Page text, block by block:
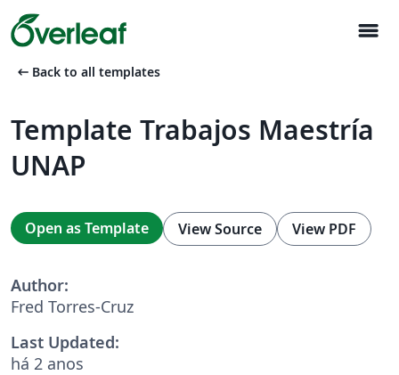
menu
arrow_left_alt Back to all templates
Template Trabajos Maestría
UNAP
Open as Template View Source View PDF
Author:
Fred Torres-Cruz
Last Updated:
há 2 anos